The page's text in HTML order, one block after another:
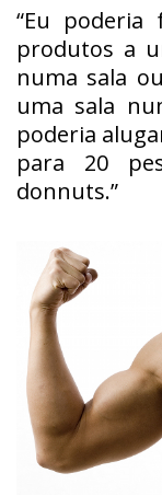
“Eu poderia
produtos a
numa sala
uma sala
poderia
para 20
donnuts.”